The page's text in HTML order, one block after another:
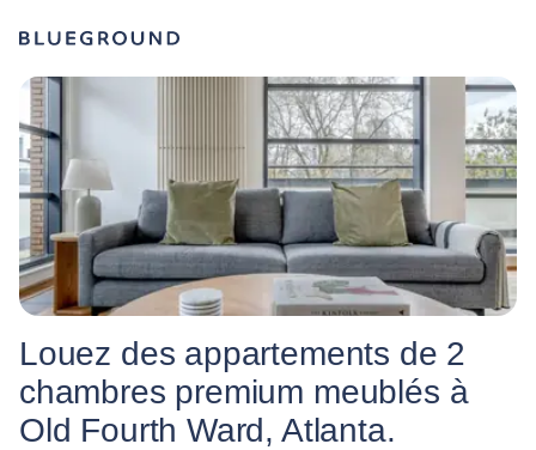
Louez des appartements de 2
chambres premium meublés à
Old Fourth Ward, Atlanta.